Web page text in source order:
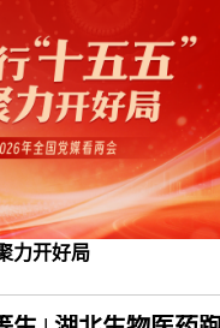
力开好局